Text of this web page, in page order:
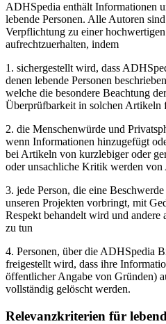
ADHSpedia enthält Informationen
lebende Personen. Alle Autoren
Verpflichtung zu einer
aufrechtzuerhalten, indem
1. sichergestellt wird, dass
denen lebende Personen
welche die besondere Beachtung
Überprüfbarkeit in solchen Artikeln
2. die Menschenwürde und
wenn Informationen hinzugefügt
bei Artikeln von kurzlebiger oder
oder unsachliche Kritik werden
3. jede Person, die eine
unseren Projekten vorbringt, mit
Respekt behandelt wird und andere
zu tun
4. Personen, über die ADHSpedia
freigestellt wird, dass ihre
öffentlicher Angabe von Gründen)
vollständig gelöscht werden.
Relevanzkriterien für